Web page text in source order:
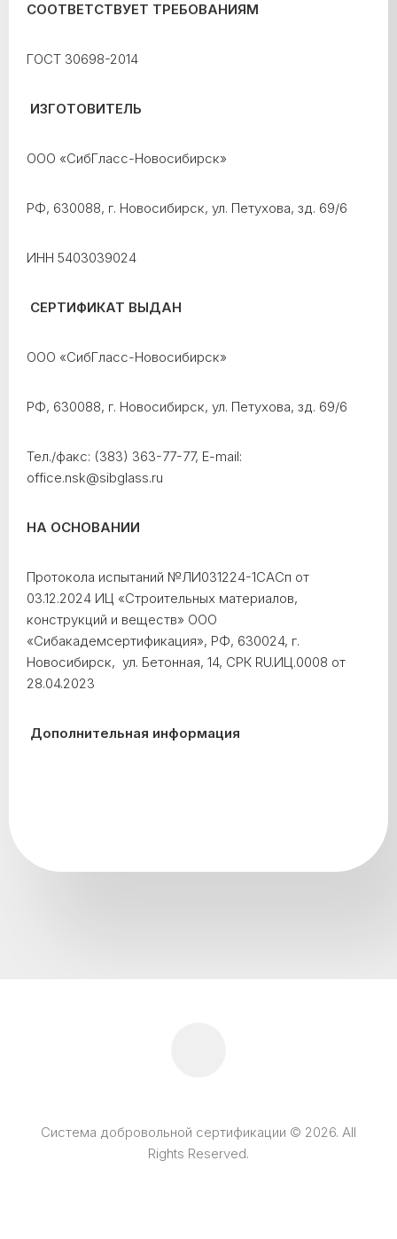
СООТВЕТСТВУЕТ ТРЕБОВАНИЯМ
ГОСТ 30698-2014
ИЗГОТОВИТЕЛЬ
ООО «СибГласс-Новосибирск»
РФ, 630088, г. Новосибирск, ул. Петухова, зд. 69/6
ИНН 5403039024
СЕРТИФИКАТ ВЫДАН
ООО «СибГласс-Новосибирск»
РФ, 630088, г. Новосибирск, ул. Петухова, зд. 69/6
Тел./факс: (383) 363-77-77, E-mail:
office.nsk@sibglass.ru
НА ОСНОВАНИИ
Протокола испытаний №ЛИ031224-1САСп от
03.12.2024 ИЦ «Строительных материалов,
конструкций и веществ» ООО
«Сибакадемсертификация», РФ, 630024, г.
Новосибирск, ул. Бетонная, 14, СРК RU.ИЦ.0008 от
28.04.2023
Дополнительная информация
Система добровольной сертификации © 2026. All
Rights Reserved.